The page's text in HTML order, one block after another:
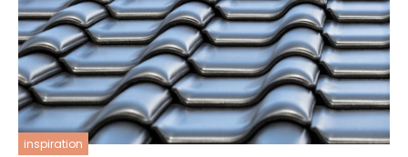
inspiration